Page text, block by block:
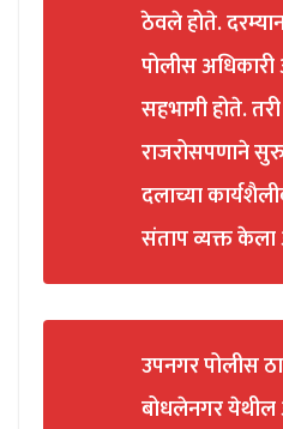
ठेवले होते.
पोलीस
सहभागी होते.
राजरोसपणाने
दलाच्या
संताप व्यक्त
उपनगर पोलीस
बोधलेनगर